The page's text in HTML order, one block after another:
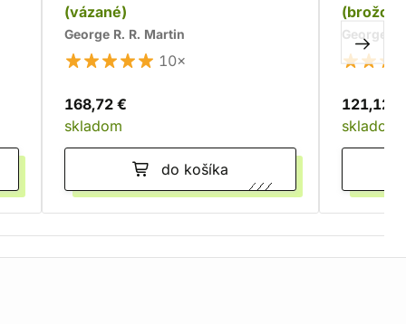
(vázané)
George R. R. Martin
10×
168,72 €
skladom
do košíka
George
121,12 €
skladom